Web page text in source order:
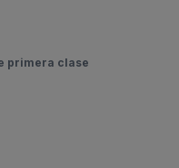
primera clase